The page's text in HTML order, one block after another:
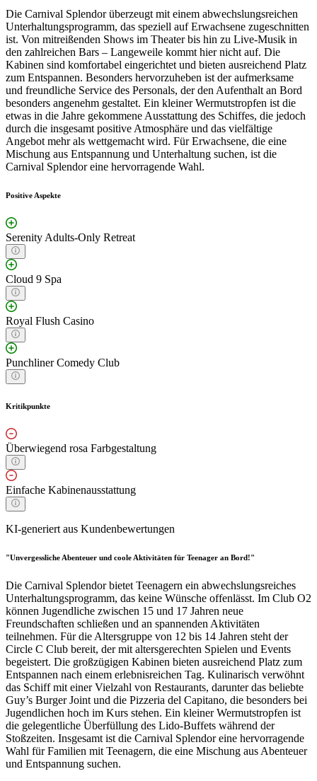
Die Carnival Splendor überzeugt mit einem abwechslungsreichen
Unterhaltungsprogramm, das speziell auf Erwachsene zugeschnitten
ist. Von mitreißenden Shows im Theater bis hin zu Live-Musik in
den zahlreichen Bars – Langeweile kommt hier nicht auf. Die
Kabinen sind komfortabel eingerichtet und bieten ausreichend Platz
zum Entspannen. Besonders hervorzuheben ist der aufmerksame
und freundliche Service des Personals, der den Aufenthalt an Bord
besonders angenehm gestaltet. Ein kleiner Wermutstropfen ist die
etwas in die Jahre gekommene Ausstattung des Schiffes, die jedoch
durch die insgesamt positive Atmosphäre und das vielfältige
Angebot mehr als wettgemacht wird. Für Erwachsene, die eine
Mischung aus Entspannung und Unterhaltung suchen, ist die
Carnival Splendor eine hervorragende Wahl.
Positive Aspekte
Serenity Adults-Only Retreat
Cloud 9 Spa
Royal Flush Casino
Punchliner Comedy Club
Kritikpunkte
Überwiegend rosa Farbgestaltung
Einfache Kabinenausstattung
KI-generiert aus Kundenbewertungen
"Unvergessliche Abenteuer und coole Aktivitäten für Teenager an Bord!"
Die Carnival Splendor bietet Teenagern ein abwechslungsreiches
Unterhaltungsprogramm, das keine Wünsche offenlässt. Im Club O2
können Jugendliche zwischen 15 und 17 Jahren neue
Freundschaften schließen und an spannenden Aktivitäten
teilnehmen. Für die Altersgruppe von 12 bis 14 Jahren steht der
Circle C Club bereit, der mit altersgerechten Spielen und Events
begeistert. Die großzügigen Kabinen bieten ausreichend Platz zum
Entspannen nach einem erlebnisreichen Tag. Kulinarisch verwöhnt
das Schiff mit einer Vielzahl von Restaurants, darunter das beliebte
Guy’s Burger Joint und die Pizzeria del Capitano, die besonders bei
Jugendlichen hoch im Kurs stehen. Ein kleiner Wermutstropfen ist
die gelegentliche Überfüllung des Lido-Buffets während der
Stoßzeiten. Insgesamt ist die Carnival Splendor eine hervorragende
Wahl für Familien mit Teenagern, die eine Mischung aus Abenteuer
und Entspannung suchen.